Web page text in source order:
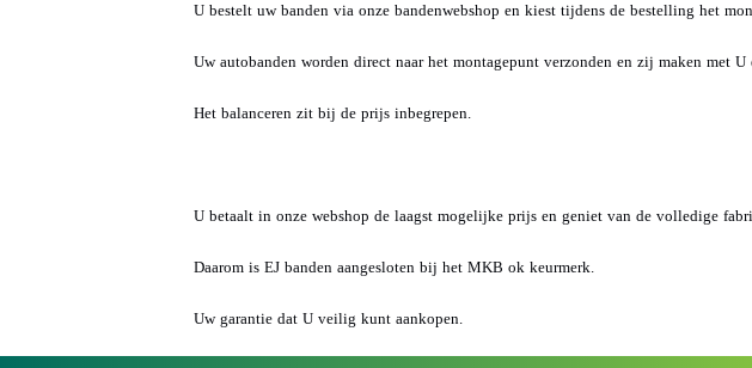
U bestelt uw banden via onze bandenwebshop en kiest tijdens de bestelling het
Uw autobanden worden direct naar het montagepunt verzonden en zij maken met U
Het balanceren zit bij de prijs inbegrepen.
U betaalt in onze webshop de laagst mogelijke prijs en geniet van de volledige
Daarom is EJ banden aangesloten bij het MKB ok keurmerk.
Uw garantie dat U veilig kunt aankopen.